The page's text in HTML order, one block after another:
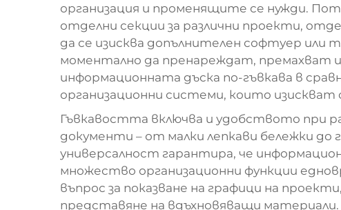
организация и променящите се нужди.
отделни секции за различни проекти,
да се изисква допълнителен софтуер или
моментално да пренареждат, премахват
информационната дъска по-гъвкава в
организационни системи, които
Гъвкавостта включва и удобството при
документи – от малки лепкави бележки до
универсалност гарантира, че
множество организационни функции
въпрос за показване на графици на
представяне на вдъхновяващи